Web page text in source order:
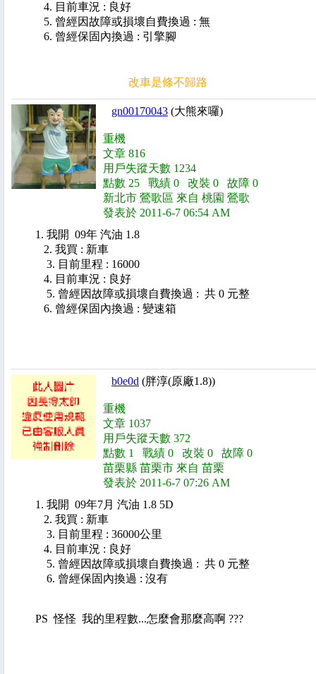
4. 目前車況 : 良好
5. 曾經因故障或損壞自費換過 : 無
6. 曾經保固內換過 : 引擎腳
改車是條不歸路
gn00170043 (大熊來囉)
重機
文章 816
用戶失蹤天數 1234
點數 25 戰績 0 改裝 0 故障 0
新北市 鶯歌區 來自 桃園 鶯歌
發表於 2011-6-7 06:54 AM
1. 我開 09年 汽油 1.8
2. 我買 : 新車
3. 目前里程 : 16000
4. 目前車況 : 良好
5. 曾經因故障或損壞自費換過 : 共 0 元整
6. 曾經保固內換過 : 變速箱
b0e0d (胖淳(原廠1.8))
重機
文章 1037
用戶失蹤天數 372
點數 1 戰績 0 改裝 0 故障 0
苗栗縣 苗栗市 來自 苗栗
發表於 2011-6-7 07:26 AM
1. 我開 09年7月 汽油 1.8 5D
2. 我買 : 新車
3. 目前里程 : 36000公里
4. 目前車況 : 良好
5. 曾經因故障或損壞自費換過 : 共 0 元整
6. 曾經保固內換過 : 沒有
PS 怪怪 我的里程數...怎麼會那麼高啊 ???